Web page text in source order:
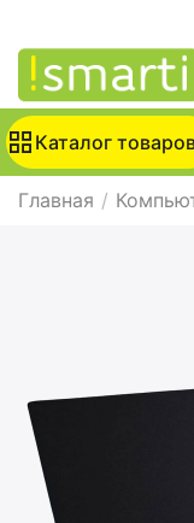
Каталог
Главная /